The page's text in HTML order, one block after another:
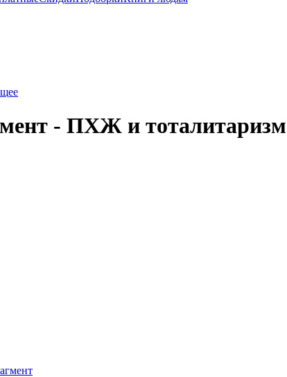
- ПХЖ и тоталитаризм